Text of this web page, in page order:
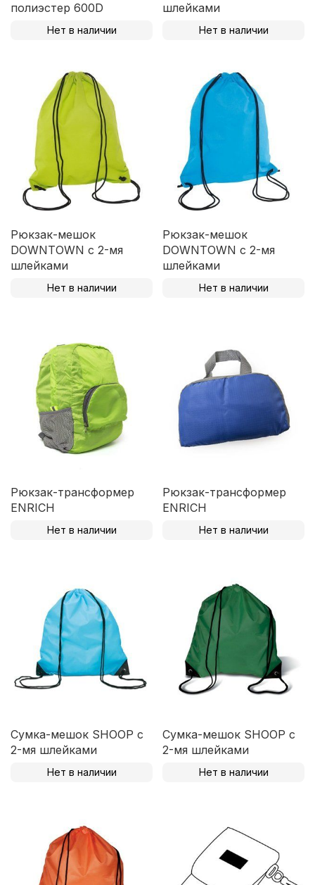
полиэстер 600D
Нет в наличии
шлейками
Нет в наличии
Рюкзак-мешок
DOWNTOWN с 2-мя
шлейками
Нет в наличии
Рюкзак-мешок
DOWNTOWN с 2-мя
шлейками
Нет в наличии
Рюкзак-трансформер
ENRICH
Нет в наличии
Рюкзак-трансформер
ENRICH
Нет в наличии
Сумка-мешок SHOOP с
2-мя шлейками
Нет в наличии
Сумка-мешок SHOOP с
2-мя шлейками
Нет в наличии